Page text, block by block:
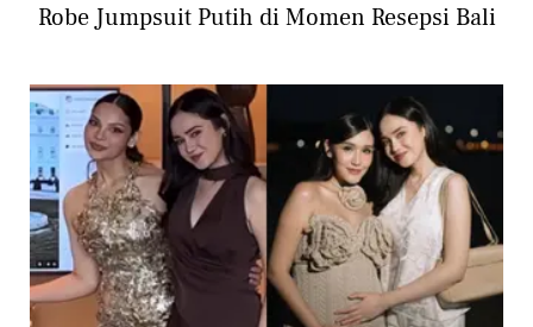
Robe Jumpsuit Putih di Momen Resepsi Bali